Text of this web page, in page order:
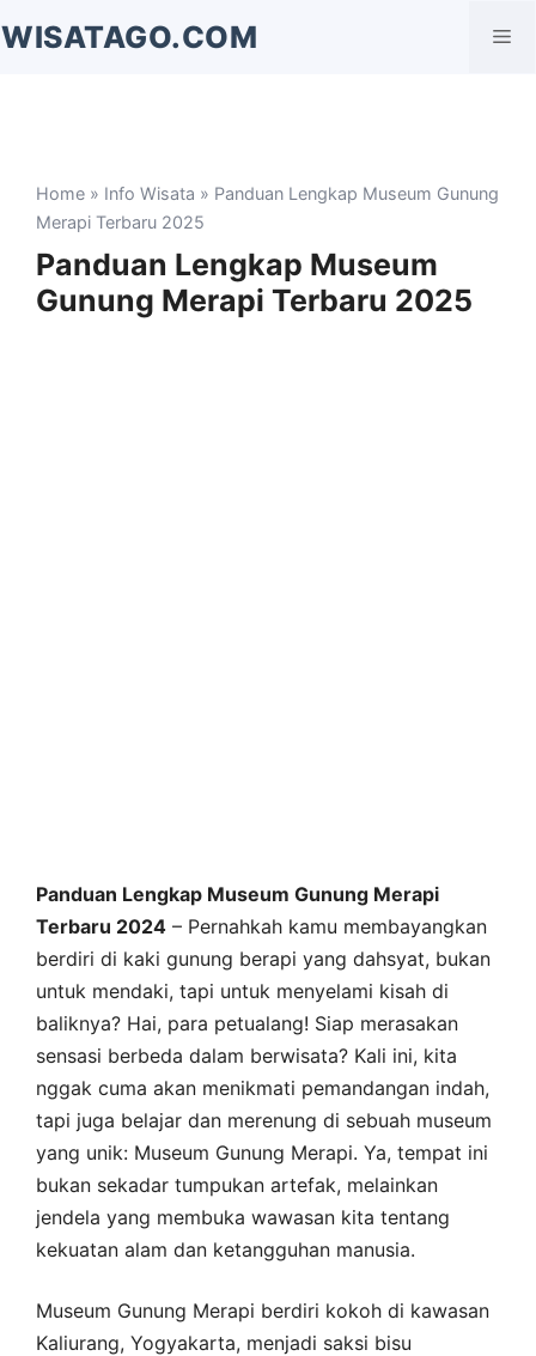
ke
WISATAGO.COM
Home » Info Wisata » Panduan Lengkap Museum Gunung
Merapi Terbaru 2025
Panduan Lengkap Museum
Gunung Merapi Terbaru 2025
Panduan Lengkap Museum Gunung Merapi
Terbaru 2024 – Pernahkah kamu membayangkan
berdiri di kaki gunung berapi yang dahsyat, bukan
untuk mendaki, tapi untuk menyelami kisah di
baliknya? Hai, para petualang! Siap merasakan
sensasi berbeda dalam berwisata? Kali ini, kita
nggak cuma akan menikmati pemandangan indah,
tapi juga belajar dan merenung di sebuah museum
yang unik: Museum Gunung Merapi. Ya, tempat ini
bukan sekadar tumpukan artefak, melainkan
jendela yang membuka wawasan kita tentang
kekuatan alam dan ketangguhan manusia.
Museum Gunung Merapi berdiri kokoh di kawasan
Kaliurang, Yogyakarta, menjadi saksi bisu